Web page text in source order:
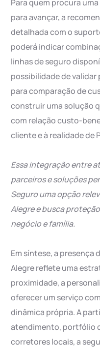
Para quem procura
para avançar, a
detalhada com o
poderá indicar
linhas de seguro
possibilidade de validar
para comparação de
construir uma solução
com relação custo-
cliente e à realidade de
Essa integração entre
parceiros e soluções
Seguro uma opção
Alegre e busca
negócio e família.
Em síntese, a presença
Alegre reflete uma
proximidade, a
oferecer um serviço
dinâmica própria. A
atendimento, portfólio
corretores locais, a